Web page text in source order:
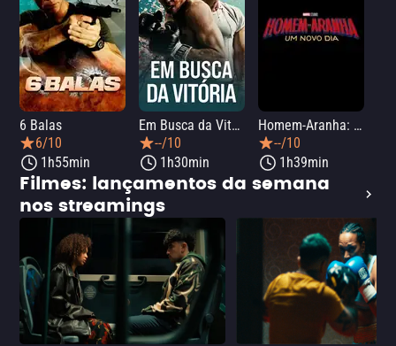
6 Balas
6/10
1h55min
Em Busca da Vitória
--/10
1h30min
Homem-Aranha: Um Novo Dia
--/10
1h39min
Filmes: lançamentos da semana
nos streamings